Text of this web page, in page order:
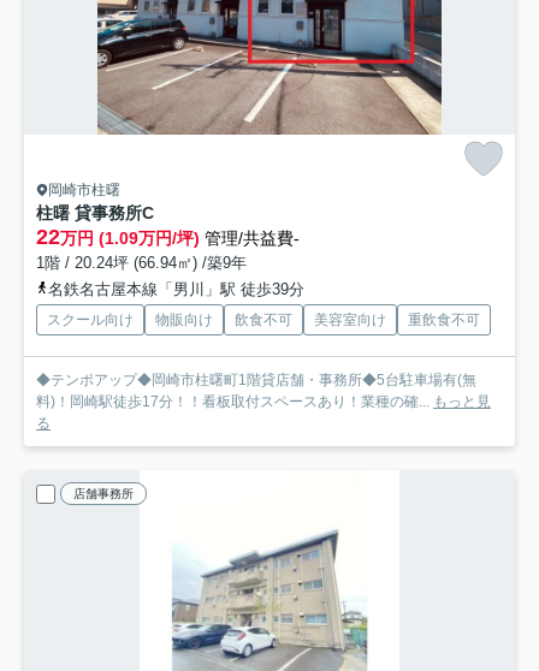
岡崎市柱曙
柱曙 貸事務所C
22万円 (1.09万円/坪) 管理/共益費-
1階 / 20.24坪 (66.94㎡) /築9年
名鉄名古屋本線「男川」駅 徒歩39分
スクール向け 物販向け 飲食不可 美容室向け 重飲食不可
◆テンポアップ◆岡崎市柱曙町1階貸店舗・事務所◆5台駐車場有(無
料)！岡崎駅徒歩17分！！看板取付スペースあり！業種の確... もっと見
る
店舗事務所